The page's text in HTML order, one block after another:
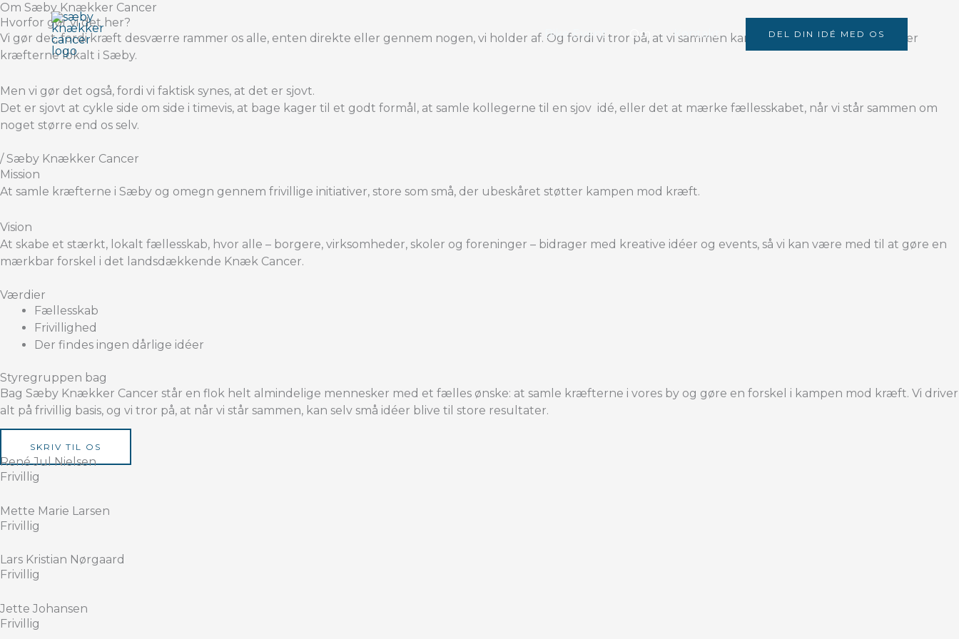
Gå
til
indholdet
Bike Event Om Kontakt DEL DIN IDÉ MED OS
Om Sæby Knækker Cancer
Hvorfor gør vi det her?
Vi gør det, fordi kræft desværre rammer os alle, enten direkte eller gennem nogen, vi holder af. Og fordi vi tror på, at vi sammen kan gøre en forskel, når vi samler
kræfterne lokalt i Sæby.
Men vi gør det også, fordi vi faktisk synes, at det er sjovt.
Det er sjovt at cykle side om side i timevis, at bage kager til et godt formål, at samle kollegerne til en sjov idé, eller det at mærke fællesskabet, når vi står sammen om
noget større end os selv.
/ Sæby Knækker Cancer
Mission
At samle kræfterne i Sæby og omegn gennem frivillige initiativer, store som små, der ubeskåret støtter kampen mod kræft.
Vision
At skabe et stærkt, lokalt fællesskab, hvor alle – borgere, virksomheder, skoler og foreninger – bidrager med kreative idéer og events, så vi kan være med til at gøre en
mærkbar forskel i det landsdækkende Knæk Cancer.
Værdier
Fællesskab
Frivillighed
Der findes ingen dårlige idéer
Styregruppen bag
Bag Sæby Knækker Cancer står en flok helt almindelige mennesker med et fælles ønske: at samle kræfterne i vores by og gøre en forskel i kampen mod kræft. Vi driver
alt på frivillig basis, og vi tror på, at når vi står sammen, kan selv små idéer blive til store resultater.
SKRIV TIL OS
René Jul Nielsen
Frivillig
Mette Marie Larsen
Frivillig
Lars Kristian Nørgaard
Frivillig
Jette Johansen
Frivillig